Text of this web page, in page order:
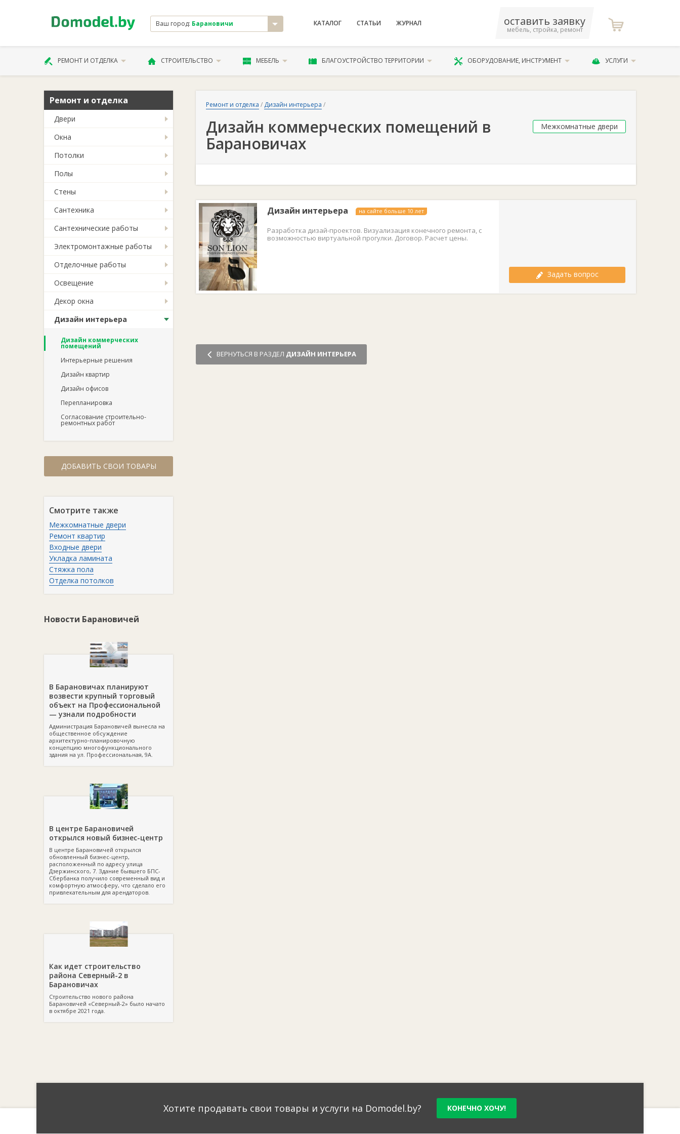
Ваш город: Барановичи КАТАЛОГ СТАТЬИ ЖУРНАЛ оставить заявку
мебель, стройка, ремонт
РЕМОНТ И ОТДЕЛКА СТРОИТЕЛЬСТВО МЕБЕЛЬ БЛАГОУСТРОЙСТВО ТЕРРИТОРИИ ОБОРУДОВАНИЕ, ИНСТРУМЕНТ УСЛУГИ
Ремонт и отделка
Двери
Окна
Потолки
Полы
Стены
Сантехника
Сантехнические работы
Электромонтажные работы
Отделочные работы
Освещение
Декор окна
Дизайн интерьера
Дизайн коммерческих
помещений
Интерьерные решения
Дизайн квартир
Дизайн офисов
Перепланировка
Согласование строительно-
ремонтных работ
ДОБАВИТЬ СВОИ ТОВАРЫ
Смотрите также
Межкомнатные двери
Ремонт квартир
Входные двери
Укладка ламината
Стяжка пола
Отделка потолков
Новости Барановичей
В Барановичах планируют
возвести крупный торговый
объект на Профессиональной
— узнали подробности
Администрация Барановичей вынесла на
общественное обсуждение
архитектурно‑планировочную
концепцию многофункционального
здания на ул. Профессиональная, 9А.
В центре Барановичей
открылся новый бизнес-центр
В центре Барановичей открылся
обновленный бизнес-центр,
расположенный по адресу улица
Дзержинского, 7. Здание бывшего БПС-
Сбербанка получило современный вид и
комфортную атмосферу, что сделало его
привлекательным для арендаторов.
Как идет строительство
района Северный-2 в
Барановичах
Строительство нового района
Барановичей «Северный-2» было начато
в октябре 2021 года.
Ремонт и отделка / Дизайн интерьера /
Дизайн коммерческих помещений в
Барановичах
Межкомнатные двери
Дизайн интерьера на сайте больше 10 лет
Разработка дизай-проектов. Визуализация конечного ремонта, с
возможностью виртуальной прогулки. Договор. Расчет цены.
Задать вопрос
ВЕРНУТЬСЯ В РАЗДЕЛ ДИЗАЙН ИНТЕРЬЕРА
Хотите продавать свои товары и услуги на Domodel.by? КОНЕЧНО ХОЧУ!